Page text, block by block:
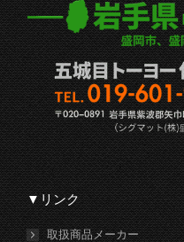
▼リンク
取扱商品メーカー